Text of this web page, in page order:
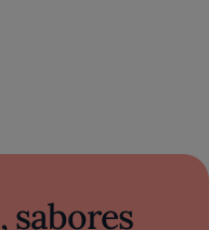
sabores